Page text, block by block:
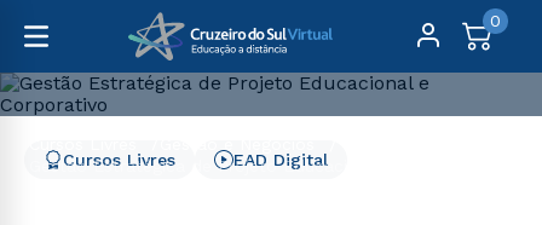
0
Gestão Estratégica de Projeto Educacional e Corporativo
Cursos Livres EAD Digital